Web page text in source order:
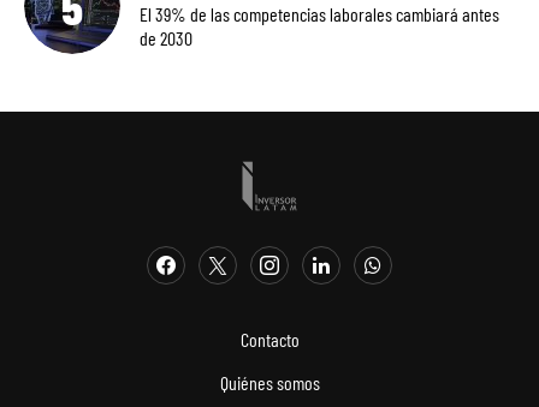
El 39% de las competencias laborales cambiará antes
de 2030
Contacto
Quiénes somos